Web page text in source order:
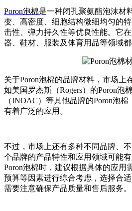
Poron泡棉是一种闭孔聚氨酯泡沫材
变、高密度、细胞结构微细均匀的
击性、弹力持久性等优良性能。它
器、鞋材、服装及体育用品等领域都
关于Poron泡棉的品牌材料，市场上
如美国罗杰斯（Rogers）的Poron泡
（INOAC）等其他品牌的Poron泡
有着广泛的应用。
不过，市场上还有多种不同品牌、
个品牌的产品特性和应用领域可能
Poron泡棉时，建议根据具体的应用
预算等因素进行综合考虑，选择合
需要注意确保产品质量和售后服务。